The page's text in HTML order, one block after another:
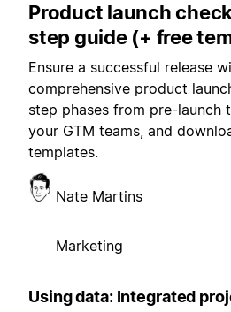
Product launch
step guide (+ free
Ensure a successful release
comprehensive product
step phases from pre-launch
your GTM teams, and
templates.
Nate Martins
Marketing
Using data: Integrated